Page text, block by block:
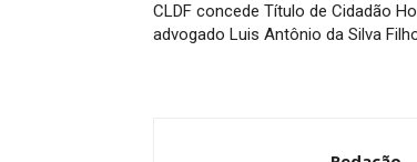
CLDF concede Título de Cidadão
advogado Luis Antônio da Silva